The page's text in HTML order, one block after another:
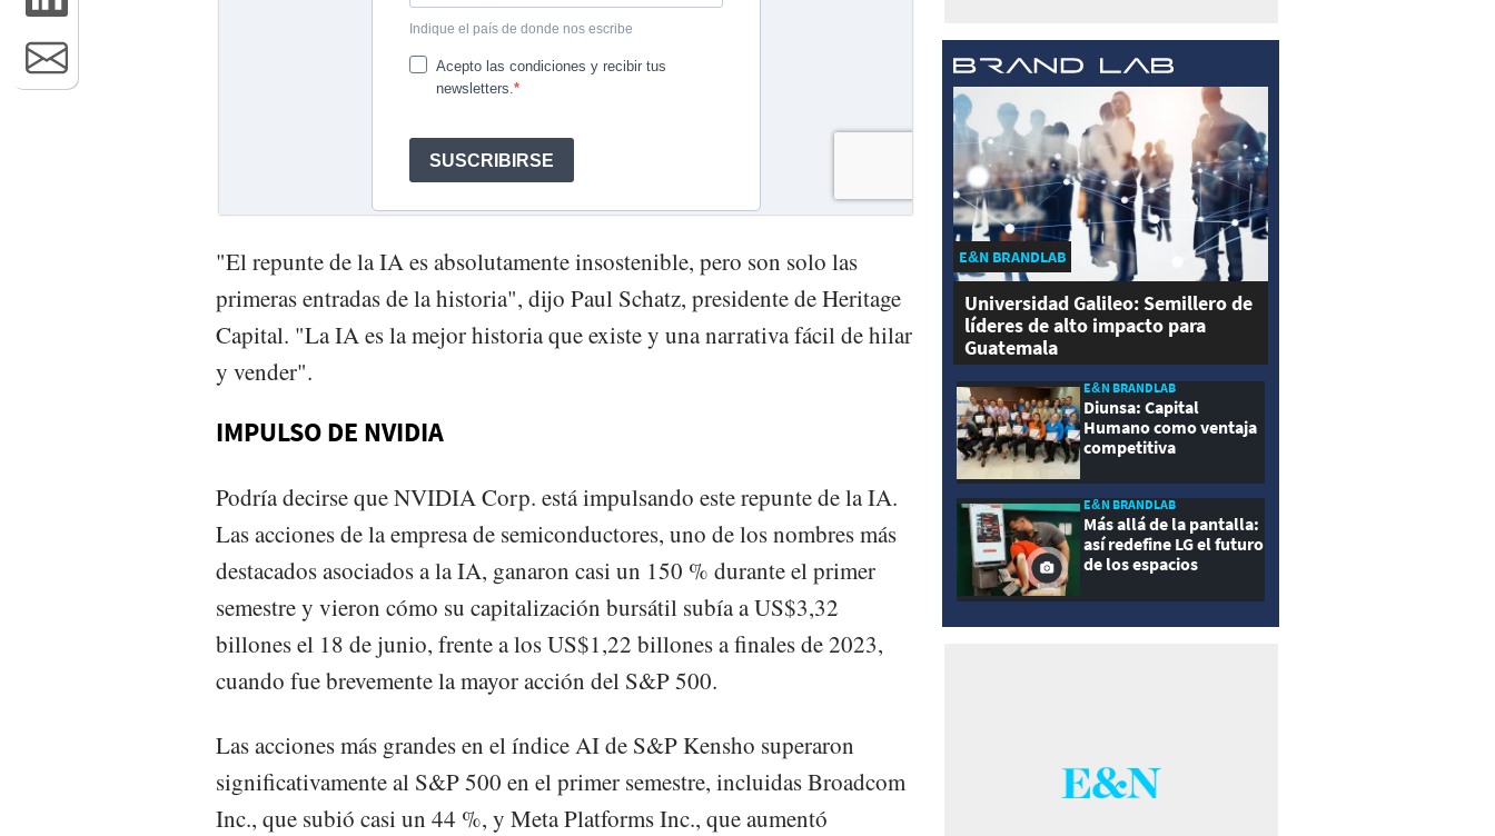
"El repunte de la IA es absolutamente insostenible, pero son solo las
primeras entradas de la historia", dijo Paul Schatz, presidente de Heritage
Capital. "La IA es la mejor historia que existe y una narrativa fácil de hilar
y vender".
IMPULSO DE NVIDIA
Podría decirse que NVIDIA Corp. está impulsando este repunte de la IA.
Las acciones de la empresa de semiconductores, uno de los nombres más
destacados asociados a la IA, ganaron casi un 150 % durante el primer
semestre y vieron cómo su capitalización bursátil subía a US$3,32
billones el 18 de junio, frente a los US$1,22 billones a finales de 2023,
cuando fue brevemente la mayor acción del S&P 500.
Las acciones más grandes en el índice AI de S&P Kensho superaron
significativamente al S&P 500 en el primer semestre, incluidas Broadcom
Inc., que subió casi un 44 %, y Meta Platforms Inc., que aumentó
E&N BRANDLAB
Universidad Galileo: Semillero de
líderes de alto impacto para
Guatemala
E&N BRANDLAB
Diunsa: Capital
Humano como ventaja
competitiva
E&N BRANDLAB
Más allá de la pantalla:
así redefine LG el futuro
de los espacios